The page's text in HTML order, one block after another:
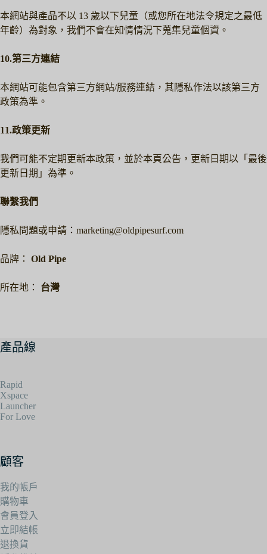
本網站與產品不以 13 歲以下兒童（或您所在地法令規定之最低
年齡）為對象，我們不會在知情情況下蒐集兒童個資。
10.第三方連結
本網站可能包含第三方網站/服務連結，其隱私作法以該第三方
政策為準。
11.政策更新
我們可能不定期更新本政策，並於本頁公告，更新日期以「最後
更新日期」為準。
聯繫我們
隱私問題或申請：marketing@oldpipesurf.com
品牌： Old Pipe
所在地： 台灣
產品線
Rapid
Xspace
Launcher
For Love
顧客
我的帳戶
購物車
會員登入
立即結帳
退換貨